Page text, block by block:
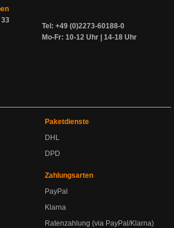
Tel: +49 (0)2273-60188-0
Mo-Fr: 10-12 Uhr | 14-18 Uhr
Paketdienste
DHL
DPD
Zahlungsarten
PayPal
Klarna
Ratenzahlung (via PayPal/Klarna)